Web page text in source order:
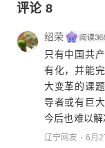
评论 8
绍荣
只有中国共
有化，并能
大变革的课
导者或有巨
今后也难以解
辽宁网友 6月